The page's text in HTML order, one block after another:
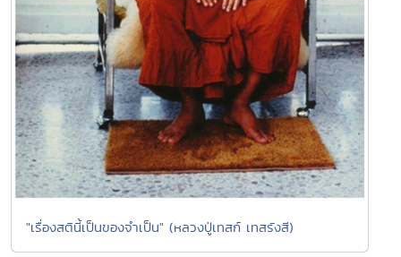
"เรื่องสตินี้เป็นของจำเป็น" (หลวงปู่เทสก์ เทสรังสี)